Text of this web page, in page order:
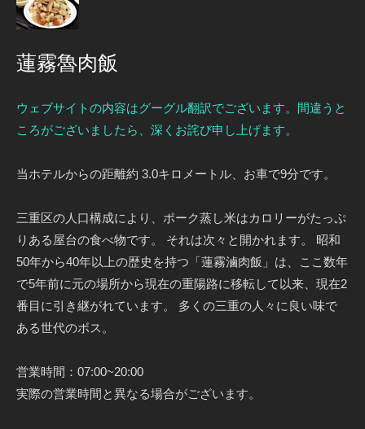
蓮霧魯肉飯
ウェブサイトの内容はグーグル翻訳でございます。間違うと
ころがございましたら、深くお詫び申し上げます。
当ホテルからの距離約 3.0キロメートル、お車で9分です。
三重区の人口構成により、ポーク蒸し米はカロリーがたっぷ
りある屋台の食べ物です。 それは次々と開かれます。 昭和
50年から40年以上の歴史を持つ「蓮霧滷肉飯」は、ここ数年
で5年前に元の場所から現在の重陽路に移転して以来、現在2
番目に引き継がれています。 多くの三重の人々に良い味で
ある世代のボス。
営業時間：07:00~20:00
実際の営業時間と異なる場合がございます。